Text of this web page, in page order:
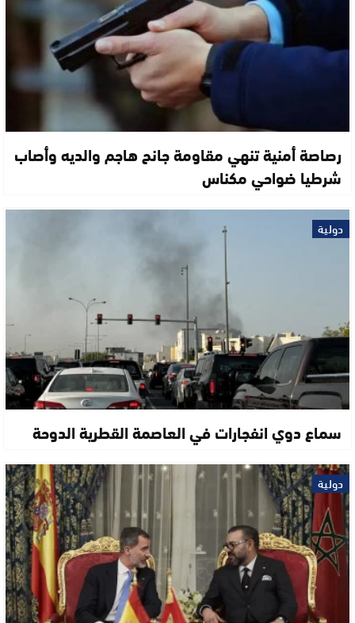
رصاصة أمنية تنهي مقاومة جانح هاجم والديه وأصاب
شرطيا ضواحي مكناس
دولية
سماع دوي انفجارات في العاصمة القطرية الدوحة
دولية